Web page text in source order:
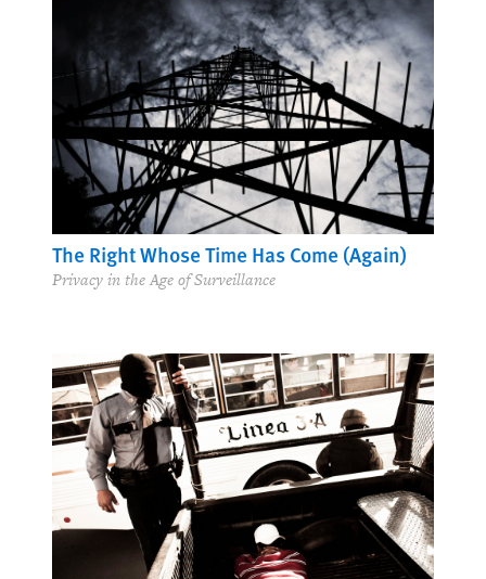
The Right Whose Time Has Come (Again)
Privacy in the Age of Surveillance